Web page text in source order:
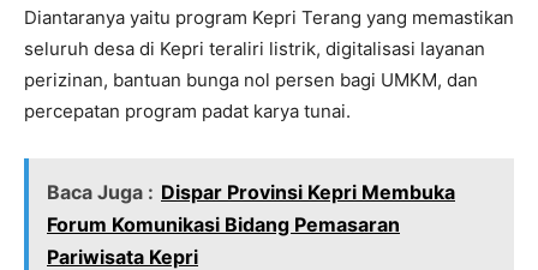
Diantaranya yaitu program Kepri Terang yang memastikan
seluruh desa di Kepri teraliri listrik, digitalisasi layanan
perizinan, bantuan bunga nol persen bagi UMKM, dan
percepatan program padat karya tunai.
Baca Juga : Dispar Provinsi Kepri Membuka
Forum Komunikasi Bidang Pemasaran
Pariwisata Kepri